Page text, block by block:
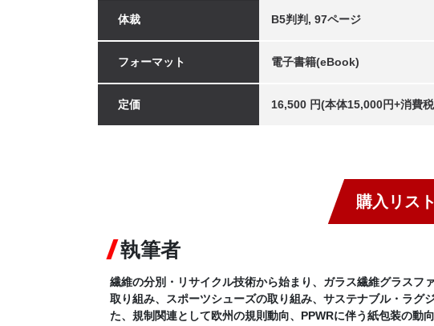
体裁 B5判判, 97ページ
フォーマット 電子書籍(eBook)
定価 16,500 円(本体15,000円+消費
購入リス
執筆者
繊維の分別・リサイクル技術から始まり、ガラス繊維グラスフ
取り組み、スポーツシューズの取り組み、サステナブル・ラグ
た、規制関連として欧州の規則動向、PPWRに伴う紙包装の動